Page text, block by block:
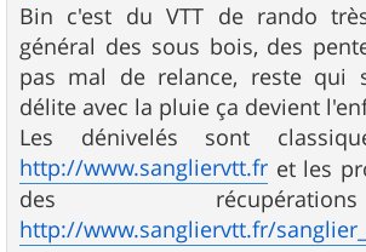
Bin c'est du VTT de rando
général des sous bois, des
pas mal de relance, reste qui
délite avec la pluie ça devient
Les dénivelés sont
http://www.sangliervtt.fr et les
des
http://www.sangliervtt.fr/